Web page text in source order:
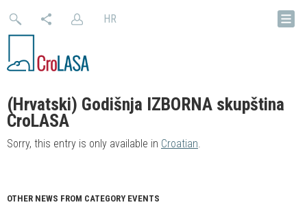
HR
(Hrvatski) Godišnja IZBORNA skupština
CroLASA
Sorry, this entry is only available in Croatian.
OTHER NEWS FROM CATEGORY EVENTS